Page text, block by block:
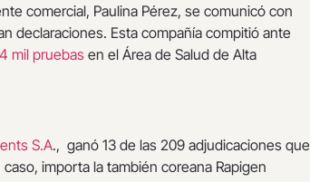
comercial, Paulina Pérez, se comunicó con
declaraciones. Esta compañía compitió ante
4 mil pruebas en el Área de Salud de Alta
S.A., ganó 13 de las 209 adjudicaciones que
importa la también coreana Rapigen